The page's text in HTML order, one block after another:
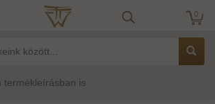
0
termékleírásban is